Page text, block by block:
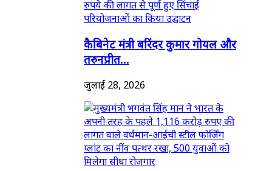
कैबिनेट मंत्री बरिंदर कुमार गोयल और
तरुनप्रीत...
जुलाई 28, 2026